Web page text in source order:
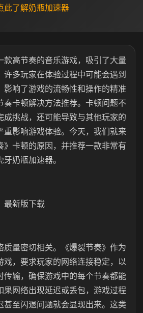
此了解奶瓶加速器
款高节奏的音乐游戏，吸引了大量
多玩家在体验过程中可能会遇到
影响了游戏的流畅性和操作的精准
奏卡顿解决方法推荐。卡顿问题不
成挑战，还可能导致与其他玩家的
重影响游戏体验。今天，我们就来
》卡顿的原因，并推荐一款非常有
奶瓶加速器。
最新版下载
质量密切相关。《爆裂节奏》作为
戏，要求玩家的网络连接稳定，以
传输，确保游戏中的每个节奏都能
果网络出现延迟或丢包，游戏过程
甚至闪退问题就会显现出来。这类